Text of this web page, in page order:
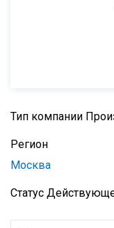
Тип компании
Регион
Москва
Статус